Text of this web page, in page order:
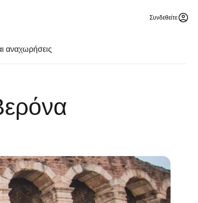
Συνδεθείτε
αναχωρήσεις